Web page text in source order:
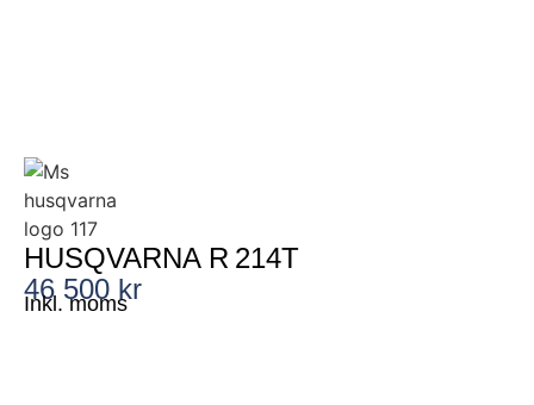
HUSQVARNA R 214T
46 500 kr
Inkl. moms